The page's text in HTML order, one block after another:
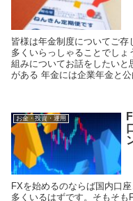
皆様は年金制度についてご存
多くいらっしゃることでし
組みについてお話をしたい
がある 年金には企業年金と公
お金・投資・運用
FXを始めるのならば国内口
多くいるはずです。そもそ